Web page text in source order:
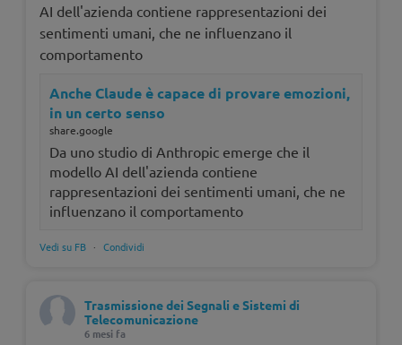
AI dell'azienda contiene rappresentazioni dei
sentimenti umani, che ne influenzano il
comportamento
Anche Claude è capace di provare emozioni,
in un certo senso
share.google
Da uno studio di Anthropic emerge che il
modello AI dell'azienda contiene
rappresentazioni dei sentimenti umani, che ne
influenzano il comportamento
Vedi su FB · Condividi
Trasmissione dei Segnali e Sistemi di
Telecomunicazione
6 mesi fa